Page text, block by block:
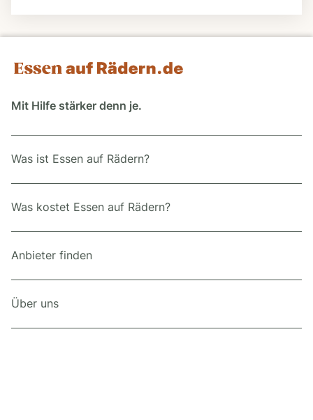
Mit Hilfe stärker denn je.
Was ist Essen auf Rädern?
Was kostet Essen auf Rädern?
Anbieter finden
Über uns